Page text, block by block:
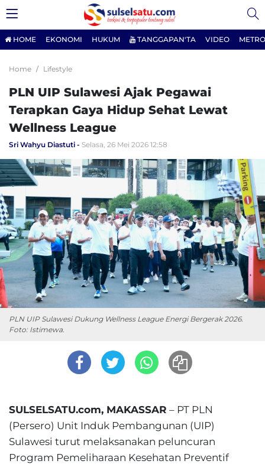
HOME EKONOMI HUKUM TANGGAPAN'TA VIDEO
Home Lifestyle
PLN UIP Sulawesi Ajak Pegawai
Terapkan Gaya Hidup Sehat Lewat
Wellness League
Sri Wahyu Diastuti Selasa, 26 Mei 2026 12:58
PLN UIP Sulawesi Dukung Wellness League Energi Bergerak 2026.
Foto: Istimewa.
SULSELSATU.com, MAKASSAR – PT PLN
(Persero) Unit Induk Pembangunan (UIP)
Sulawesi turut melaksanakan peluncuran
Program Pemeliharaan Kesehatan Preventif